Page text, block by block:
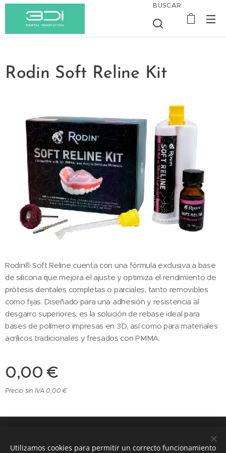
BUSCAR
Rodin Soft Reline Kit
Rodin® Soft Reline cuenta con una fórmula exclusiva a base
de silicona que mejora el ajuste y optimiza el rendimiento de
prótesis dentales completas o parciales, tanto removibles
como fijas. Diseñado para una adhesión y resistencia al
desgarro superiores, es la solución de rebase ideal para
bases de polímero impresas en 3D, así como para materiales
acrílicos tradicionales y fresados ​​con PMMA.
0,00 €
Precio sin IVA 0,00 €
reservados
Utilizamos cookies para permitir un correcto funcionamiento